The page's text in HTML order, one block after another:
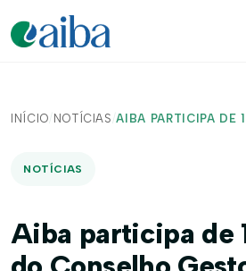
INÍCIO/ NOTÍCIAS /AIBA PARTICIPA DE
NOTÍCIAS
Aiba participa de